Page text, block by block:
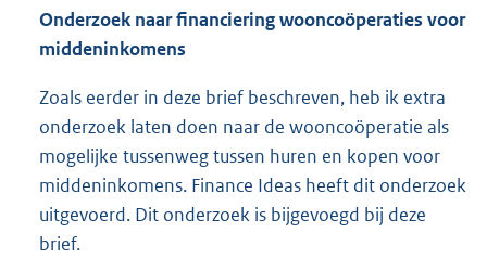
Onderzoek naar financiering wooncoöperaties voor
middeninkomens
Zoals eerder in deze brief beschreven, heb ik extra
onderzoek laten doen naar de wooncoöperatie als
mogelijke tussenweg tussen huren en kopen voor
middeninkomens. Finance Ideas heeft dit onderzoek
uitgevoerd. Dit onderzoek is bijgevoegd bij deze
brief.